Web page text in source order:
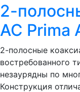
2-
АС Prima
2-полосные
востребованного
незаурядны по
Конструкция